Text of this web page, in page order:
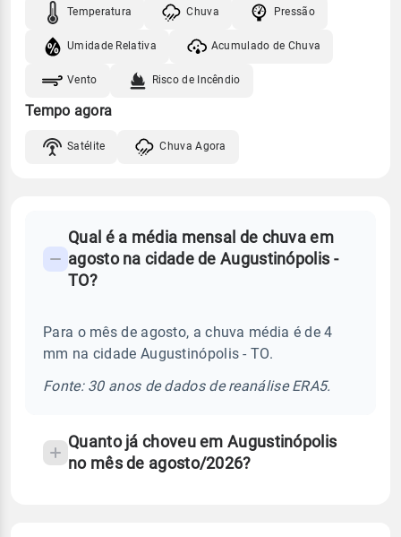
Temperatura Chuva Pressão
Umidade Relativa Acumulado de Chuva
Vento Risco de Incêndio
Tempo agora
Satélite Chuva Agora
Perguntas
frequentes
chuva
temperatura
Qual é a média mensal de chuva em
agosto na cidade de Augustinópolis -
TO?
Para o mês de agosto, a chuva média é de 4
mm na cidade Augustinópolis - TO.
Fonte: 30 anos de dados de reanálise ERA5.
Quanto já choveu em Augustinópolis
no mês de agosto/2026?